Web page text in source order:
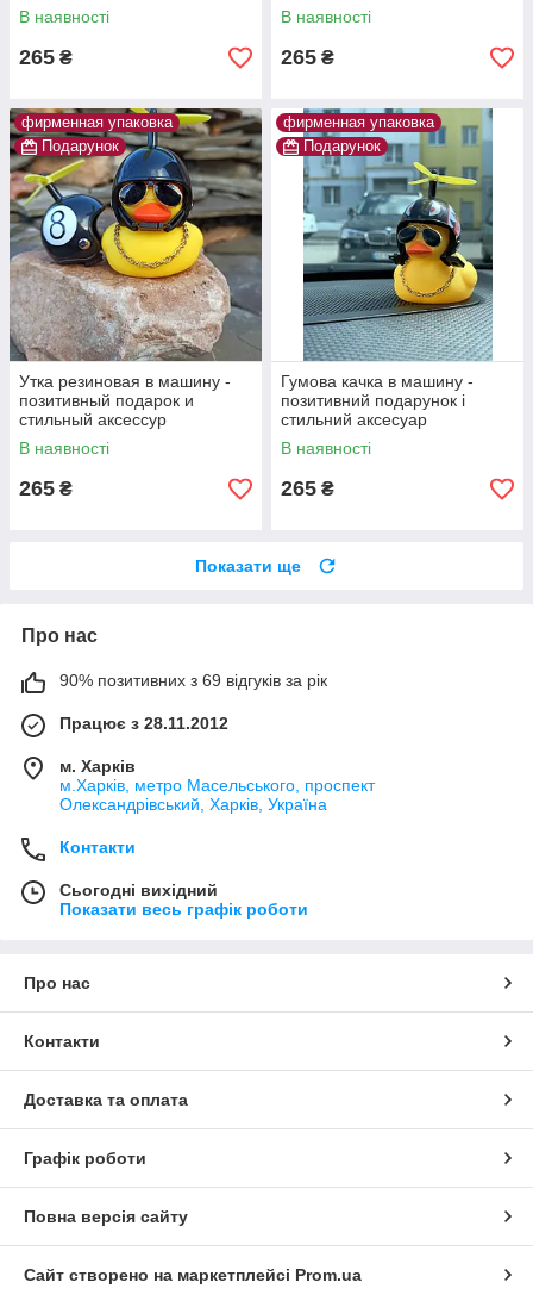
В наявності
265 ₴
В наявності
265 ₴
фирменная упаковка
Подарунок
Утка резиновая в машину -
позитивный подарок и
стильный аксессур
В наявності
265 ₴
фирменная упаковка
Подарунок
Гумова качка в машину -
позитивний подарунок і
стильний аксесуар
В наявності
265 ₴
Показати ще
Про нас
90% позитивних з 69 відгуків за рік
Працює з 28.11.2012
м. Харків
м.Харків, метро Масельського, проспект
Олександрівський, Харків, Україна
Контакти
Сьогодні вихідний
Показати весь графік роботи
Про нас
Контакти
Доставка та оплата
Графік роботи
Повна версія сайту
Сайт створено на маркетплейсі Prom.ua